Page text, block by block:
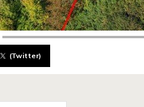
(Twitter)